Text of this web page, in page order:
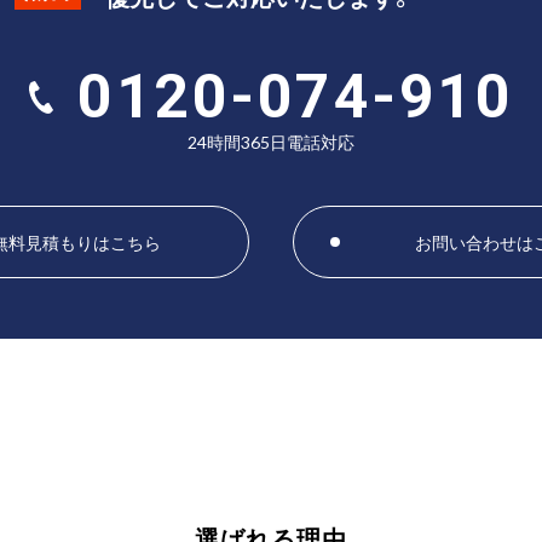
0120-074-910
24時間365日電話対応
料見積もりはこちら お問い合わせは